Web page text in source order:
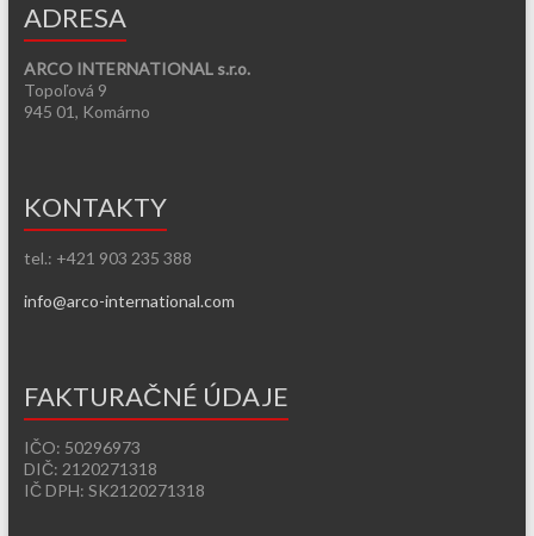
ADRESA
ARCO INTERNATIONAL s.r.o.
Topoľová 9
945 01, Komárno
KONTAKTY
tel.: +421 903 235 388
info@arco-international.com
FAKTURAČNÉ ÚDAJE
IČO: 50296973
DIČ: 2120271318
IČ DPH: SK2120271318